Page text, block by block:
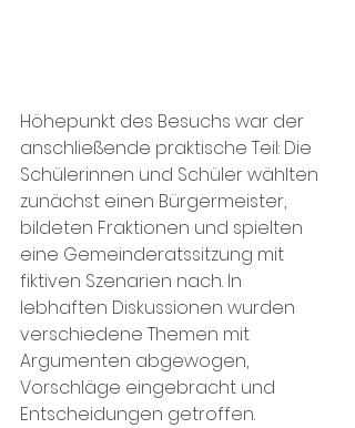
Höhepunkt des Besuchs war der
anschließende praktische Teil: Die
Schülerinnen und Schüler wählten
zunächst einen Bürgermeister,
bildeten Fraktionen und spielten
eine Gemeinderatssitzung mit
fiktiven Szenarien nach. In
lebhaften Diskussionen wurden
verschiedene Themen mit
Argumenten abgewogen,
Vorschläge eingebracht und
Entscheidungen getroffen.